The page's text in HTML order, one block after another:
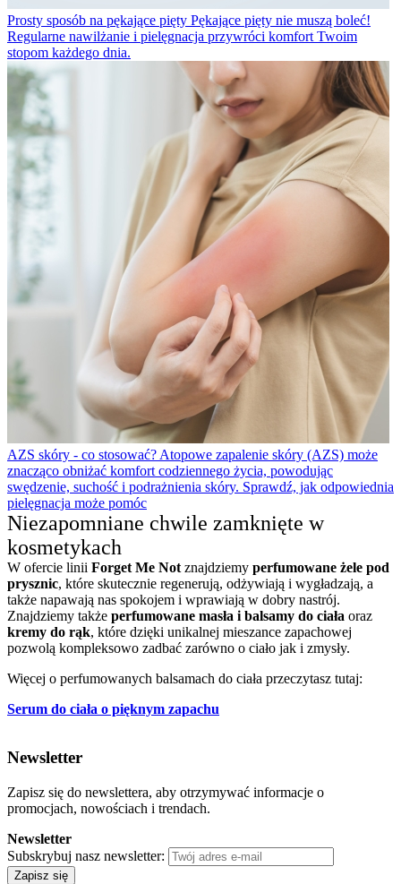
Prosty sposób na pękające pięty Pękające pięty nie muszą boleć!
Regularne nawilżanie i pielęgnacja przywróci komfort Twoim
stopom każdego dnia.
AZS skóry - co stosować? Atopowe zapalenie skóry (AZS) może
znacząco obniżać komfort codziennego życia, powodując
swędzenie, suchość i podrażnienia skóry. Sprawdź, jak odpowiednia
pielęgnacja może pomóc
Niezapomniane chwile zamknięte w
kosmetykach
W ofercie linii Forget Me Not znajdziemy perfumowane żele pod
prysznic, które skutecznie regenerują, odżywiają i wygładzają, a
także napawają nas spokojem i wprawiają w dobry nastrój.
Znajdziemy także perfumowane masła i balsamy do ciała oraz
kremy do rąk, które dzięki unikalnej mieszance zapachowej
pozwolą kompleksowo zadbać zarówno o ciało jak i zmysły.
Więcej o perfumowanych balsamach do ciała przeczytasz tutaj:
Serum do ciała o pięknym zapachu
Newsletter
Zapisz się do newslettera, aby otrzymywać informacje o
promocjach, nowościach i trendach.
Newsletter
Subskrybuj nasz newsletter:
Zapisz się